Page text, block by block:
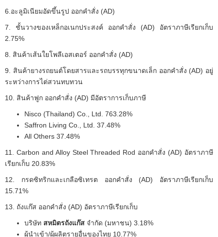
6.อะลูมิเนียมอัดขึ้นรูป ออกคำสั่ง (AD)
7. ชั้นวางของเหล็กอเนกประสงค์ ออกคำสั่ง (AD) อัตราภาษีเรียกเก็บ
2.75%
8. สินค้าเส้นใยโพลีเอสเตอร์ ออกคำสั่ง (AD)
9. สินค้ายางรถยนต์โดยสารและรถบรรทุกขนาดเล็ก ออกคำสั่ง (AD) อยู่
ระหว่างการไต่สวนทบทวน
10. สินค้าฟูก ออกคำสั่ง (AD) มีอัตราการเก็บภาษี
Nisco (Thailand) Co., Ltd. 763.28%
Saffron Living Co., Ltd. 37.48%
All Others 37.48%
11. Carbon and Alloy Steel Threaded Rod ออกคำสั่ง (AD) อัตราภาษี
เรียกเก็บ 20.83%
12. กรดซิทริกและเกลือซิเทรต ออกคำสั่ง (AD) อัตราภาษีเรียกเก็บ
15.71%
13. ถังแก๊ส ออกคำสั่ง (AD) อัตราภาษีเรียกเก็บ
บริษัท สหมิตรถังแก๊ส จำกัด (มหาชน) 3.18%
ผู้นำเข้า/ผู้ผลิตรายอื่นของไทย 10.77%